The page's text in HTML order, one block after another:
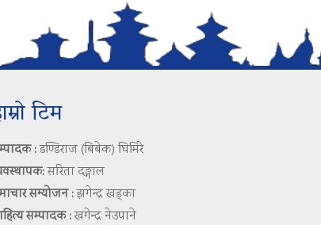
टिम
:डण्डिराज (बिबेक) घिमिरे
सरिता दङ्गाल
सम्योजन :झगेन्द्र खड्का
सम्पादक :खगेन्द्र नेउपाने